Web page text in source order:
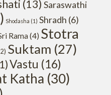
(13) Saraswathi
Shodasha (1) Shradh (6)
Rama(4) Stotra
Suktam (27)
Vastu (16)
Katha (30)